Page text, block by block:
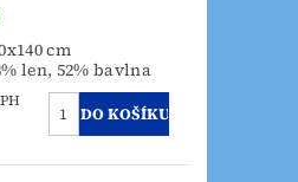
cm
len, 52% bavlna
DPH